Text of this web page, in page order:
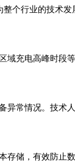
个行业的技术发
域充电高峰时段
异常情况。技术
存储，有效防止